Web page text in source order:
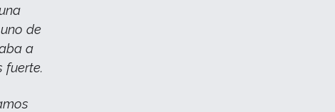
de
a
fuerte.